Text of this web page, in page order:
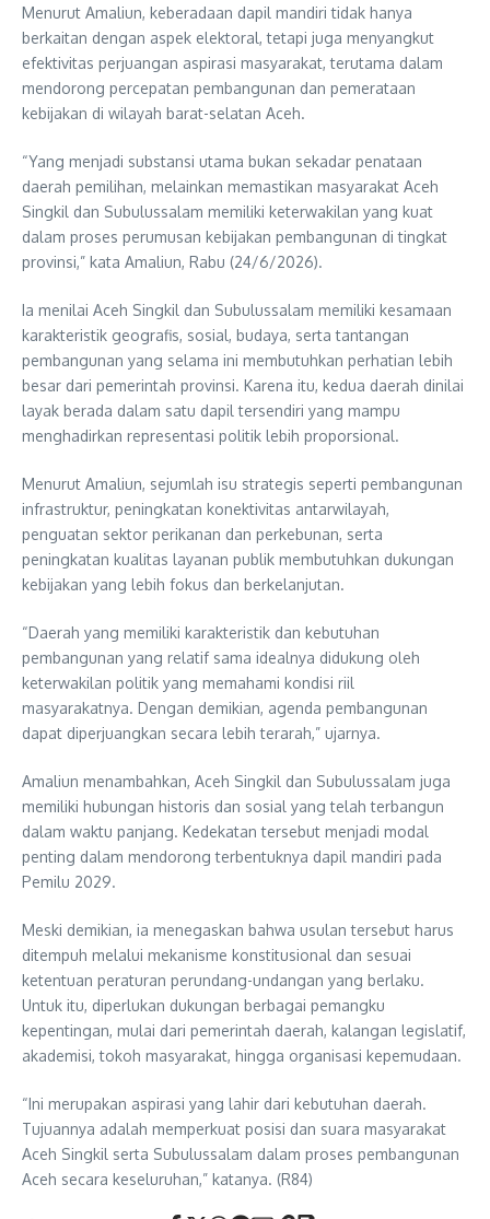
Menurut Amaliun, keberadaan dapil mandiri tidak hanya
berkaitan dengan aspek elektoral, tetapi juga menyangkut
efektivitas perjuangan aspirasi masyarakat, terutama dalam
mendorong percepatan pembangunan dan pemerataan
kebijakan di wilayah barat-selatan Aceh.
“Yang menjadi substansi utama bukan sekadar penataan
daerah pemilihan, melainkan memastikan masyarakat Aceh
Singkil dan Subulussalam memiliki keterwakilan yang kuat
dalam proses perumusan kebijakan pembangunan di tingkat
provinsi,” kata Amaliun, Rabu (24/6/2026).
Ia menilai Aceh Singkil dan Subulussalam memiliki kesamaan
karakteristik geografis, sosial, budaya, serta tantangan
pembangunan yang selama ini membutuhkan perhatian lebih
besar dari pemerintah provinsi. Karena itu, kedua daerah dinilai
layak berada dalam satu dapil tersendiri yang mampu
menghadirkan representasi politik lebih proporsional.
Menurut Amaliun, sejumlah isu strategis seperti pembangunan
infrastruktur, peningkatan konektivitas antarwilayah,
penguatan sektor perikanan dan perkebunan, serta
peningkatan kualitas layanan publik membutuhkan dukungan
kebijakan yang lebih fokus dan berkelanjutan.
“Daerah yang memiliki karakteristik dan kebutuhan
pembangunan yang relatif sama idealnya didukung oleh
keterwakilan politik yang memahami kondisi riil
masyarakatnya. Dengan demikian, agenda pembangunan
dapat diperjuangkan secara lebih terarah,” ujarnya.
Amaliun menambahkan, Aceh Singkil dan Subulussalam juga
memiliki hubungan historis dan sosial yang telah terbangun
dalam waktu panjang. Kedekatan tersebut menjadi modal
penting dalam mendorong terbentuknya dapil mandiri pada
Pemilu 2029.
Meski demikian, ia menegaskan bahwa usulan tersebut harus
ditempuh melalui mekanisme konstitusional dan sesuai
ketentuan peraturan perundang-undangan yang berlaku.
Untuk itu, diperlukan dukungan berbagai pemangku
kepentingan, mulai dari pemerintah daerah, kalangan legislatif,
akademisi, tokoh masyarakat, hingga organisasi kepemudaan.
“Ini merupakan aspirasi yang lahir dari kebutuhan daerah.
Tujuannya adalah memperkuat posisi dan suara masyarakat
Aceh Singkil serta Subulussalam dalam proses pembangunan
Aceh secara keseluruhan,” katanya. (R84)